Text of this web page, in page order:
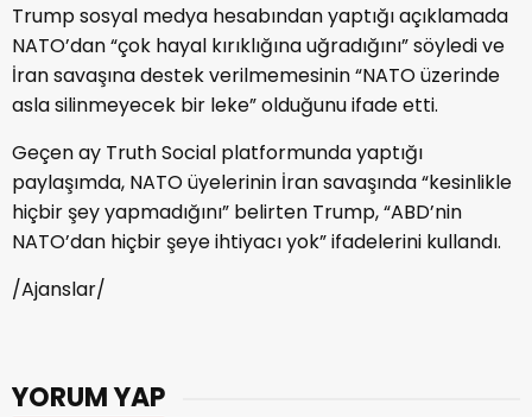
Trump sosyal medya hesabından yaptığı açıklamada
NATO’dan “çok hayal kırıklığına uğradığını” söyledi ve
İran savaşına destek verilmemesinin “NATO üzerinde
asla silinmeyecek bir leke” olduğunu ifade etti.
Geçen ay Truth Social platformunda yaptığı
paylaşımda, NATO üyelerinin İran savaşında “kesinlikle
hiçbir şey yapmadığını” belirten Trump, “ABD’nin
NATO’dan hiçbir şeye ihtiyacı yok” ifadelerini kullandı.
/Ajanslar/
YORUM YAP